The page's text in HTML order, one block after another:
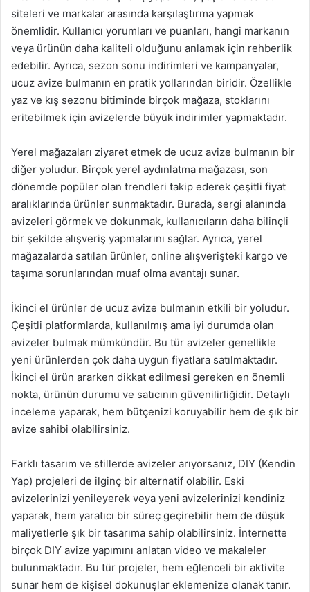
siteleri ve markalar arasında karşılaştırma yapmak
önemlidir. Kullanıcı yorumları ve puanları, hangi markanın
veya ürünün daha kaliteli olduğunu anlamak için rehberlik
edebilir. Ayrıca, sezon sonu indirimleri ve kampanyalar,
ucuz avize bulmanın en pratik yollarından biridir. Özellikle
yaz ve kış sezonu bitiminde birçok mağaza, stoklarını
eritebilmek için avizelerde büyük indirimler yapmaktadır.
Yerel mağazaları ziyaret etmek de ucuz avize bulmanın bir
diğer yoludur. Birçok yerel aydınlatma mağazası, son
dönemde popüler olan trendleri takip ederek çeşitli fiyat
aralıklarında ürünler sunmaktadır. Burada, sergi alanında
avizeleri görmek ve dokunmak, kullanıcıların daha bilinçli
bir şekilde alışveriş yapmalarını sağlar. Ayrıca, yerel
mağazalarda satılan ürünler, online alışverişteki kargo ve
taşıma sorunlarından muaf olma avantajı sunar.
İkinci el ürünler de ucuz avize bulmanın etkili bir yoludur.
Çeşitli platformlarda, kullanılmış ama iyi durumda olan
avizeler bulmak mümkündür. Bu tür avizeler genellikle
yeni ürünlerden çok daha uygun fiyatlara satılmaktadır.
İkinci el ürün ararken dikkat edilmesi gereken en önemli
nokta, ürünün durumu ve satıcının güvenilirliğidir. Detaylı
inceleme yaparak, hem bütçenizi koruyabilir hem de şık bir
avize sahibi olabilirsiniz.
Farklı tasarım ve stillerde avizeler arıyorsanız, DIY (Kendin
Yap) projeleri de ilginç bir alternatif olabilir. Eski
avizelerinizi yenileyerek veya yeni avizelerinizi kendiniz
yaparak, hem yaratıcı bir süreç geçirebilir hem de düşük
maliyetlerle şık bir tasarıma sahip olabilirsiniz. İnternette
birçok DIY avize yapımını anlatan video ve makaleler
bulunmaktadır. Bu tür projeler, hem eğlenceli bir aktivite
sunar hem de kişisel dokunuşlar eklemenize olanak tanır.